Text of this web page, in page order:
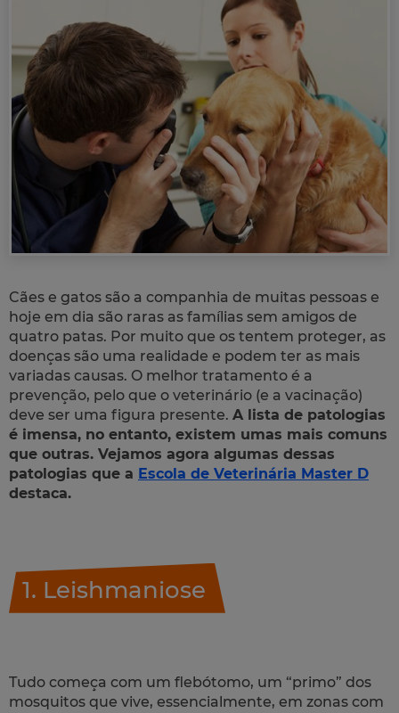
Cães e gatos são a companhia de muitas pessoas e
hoje em dia são raras as famílias sem amigos de
quatro patas. Por muito que os tentem proteger, as
doenças são uma realidade e podem ter as mais
variadas causas. O melhor tratamento é a
prevenção, pelo que o veterinário (e a vacinação)
deve ser uma figura presente. A lista de patologias
é imensa, no entanto, existem umas mais comuns
que outras. Vejamos agora algumas dessas
patologias que a Escola de Veterinária Master D
destaca.
1. Leishmaniose
Tudo começa com um flebótomo, um “primo” dos
mosquitos que vive, essencialmente, em zonas com